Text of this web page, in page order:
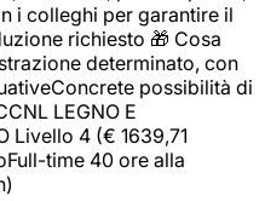
i colleghi per garantire il
richiesto 🎁 Cosa
determinato, con
possibilità di
LEGNO E
Livello 4 (€ 1639,71
time 40 ore alla